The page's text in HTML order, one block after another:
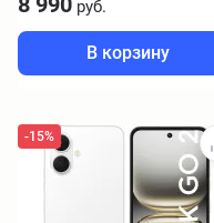
руб.
В корзину
-15%